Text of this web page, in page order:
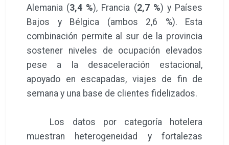
Alemania (3,4 %), Francia (2,7 %) y Países
Bajos y Bélgica (ambos 2,6 %). Esta
combinación permite al sur de la provincia
sostener niveles de ocupación elevados
pese a la desaceleración estacional,
apoyado en escapadas, viajes de fin de
semana y una base de clientes fidelizados.
Los datos por categoría hotelera
muestran heterogeneidad y fortalezas